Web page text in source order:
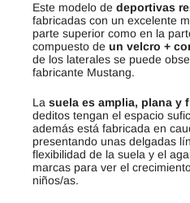
Este modelo de deportivas
fabricadas con un excelente
parte superior como en la
compuesto de un velcro +
de los laterales se puede
fabricante Mustang.
La suela es amplia, plana y
deditos tengan el espacio
además está fabricada en
presentando unas delgadas
flexibilidad de la suela y el
marcas para ver el
niños/as.